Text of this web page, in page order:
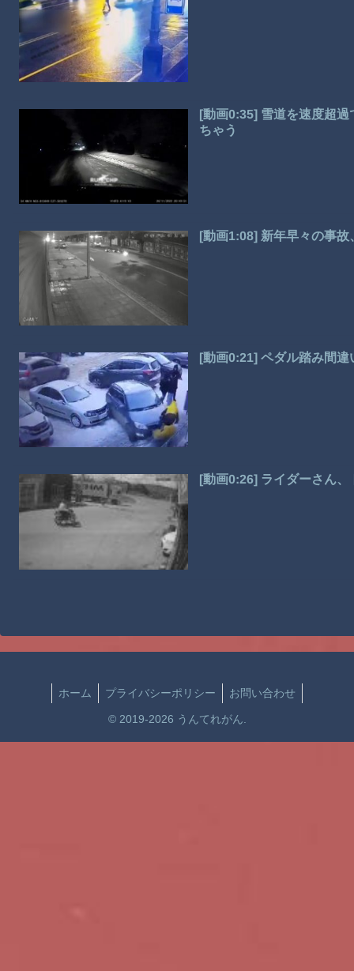
[動画0:35] 雪道を速度超
ちゃう
[動画1:08] 新年早々の事
[動画0:21] ペダル踏み間
[動画0:26] ライダーさん
ホーム プライバシーポリシー お問い合わせ
© 2019-2026 うんてれがん.